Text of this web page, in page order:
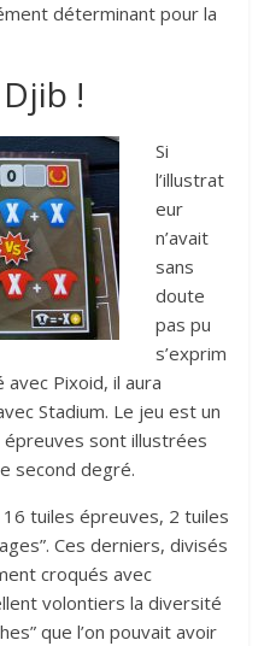
déterminant pour la
!
Si
l’illustrat
eur
n’avait
sans
doute
pas pu
s’exprim
avec Pixoid, il aura
Stadium. Le jeu est un
sont illustrées
second degré.
tuiles épreuves, 2 tuiles
Ces derniers, divisés
croqués avec
volontiers la diversité
que l’on pouvait avoir